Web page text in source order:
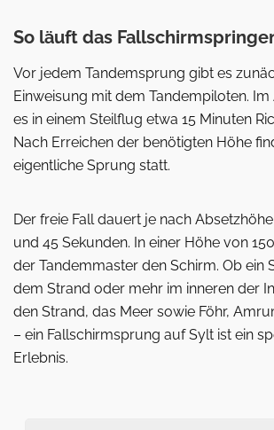
So läuft das
Vor jedem Tandemsprung gibt es
Einweisung mit dem Tandempiloten.
es in einem Steilflug etwa 15 Minuten
Nach Erreichen der benötigten Höhe
eigentliche Sprung statt.
Der freie Fall dauert je nach
und 45 Sekunden. In einer Höhe von
der Tandemmaster den Schirm. Ob ein
dem Strand oder mehr im inneren der
den Strand, das Meer sowie Föhr,
– ein Fallschirmsprung auf Sylt ist ein
Erlebnis.